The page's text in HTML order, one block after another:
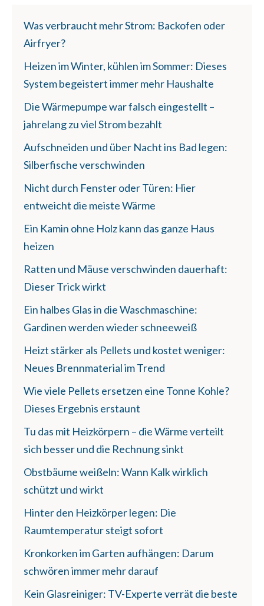
Was verbraucht mehr Strom: Backofen oder
Airfryer?
Heizen im Winter, kühlen im Sommer: Dieses
System begeistert immer mehr Haushalte
Die Wärmepumpe war falsch eingestellt –
jahrelang zu viel Strom bezahlt
Aufschneiden und über Nacht ins Bad legen:
Silberfische verschwinden
Nicht durch Fenster oder Türen: Hier
entweicht die meiste Wärme
Ein Kamin ohne Holz kann das ganze Haus
heizen
Ratten und Mäuse verschwinden dauerhaft:
Dieser Trick wirkt
Ein halbes Glas in die Waschmaschine:
Gardinen werden wieder schneeweiß
Heizt stärker als Pellets und kostet weniger:
Neues Brennmaterial im Trend
Wie viele Pellets ersetzen eine Tonne Kohle?
Dieses Ergebnis erstaunt
Tu das mit Heizkörpern – die Wärme verteilt
sich besser und die Rechnung sinkt
Obstbäume weißeln: Wann Kalk wirklich
schützt und wirkt
Hinter den Heizkörper legen: Die
Raumtemperatur steigt sofort
Kronkorken im Garten aufhängen: Darum
schwören immer mehr darauf
Kein Glasreiniger: TV-Experte verrät die beste